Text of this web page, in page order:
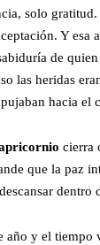
solo
Y esa
de
las heridas
hacia el
cierra
que la paz
dentro
año y el tiempo